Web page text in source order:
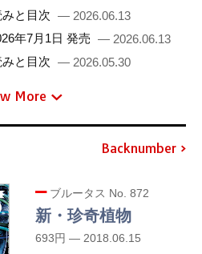
と目次 — 2026.06.13
年7月1日 発売 — 2026.06.13
と目次 — 2026.05.30
More
Backnumber
ブルータス No. 872
新・珍奇植物
693円 — 2018.06.15